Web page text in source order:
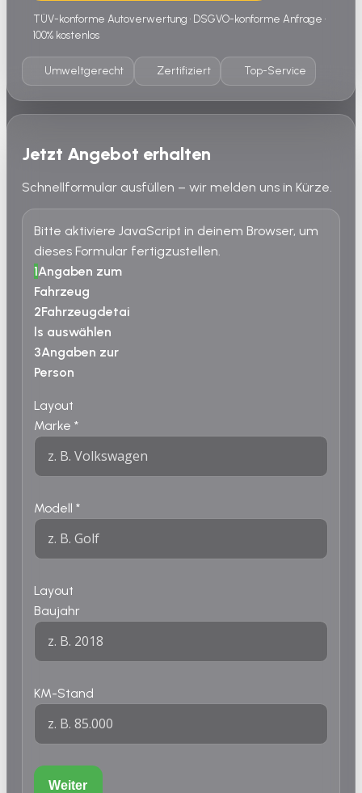
TÜV-konforme Autoverwertung • DSGVO-konforme Anfrage •
100% kostenlos
Umweltgerecht Zertifiziert Top-Service
Jetzt Angebot erhalten
Schnellformular ausfüllen – wir melden uns in Kürze.
Bitte aktiviere JavaScript in deinem Browser, um
dieses Formular fertigzustellen.
1Angaben zum
Fahrzeug
2Fahrzeugdetai
ls auswählen
3Angaben zur
Person
Layout
Marke *
Modell *
Layout
Baujahr
KM-Stand
Weiter